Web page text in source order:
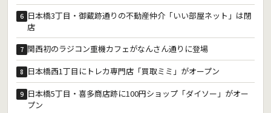
6 日本橋3丁目・御蔵跡通りの不動産仲介「いい部屋ネット」は閉
店
7 関西初のラジコン重機カフェがなんさん通りに登場
8 日本橋西1丁目にトレカ専門店「買取ミミ」がオープン
9 日本橋5丁目・喜多商店跡に100円ショップ「ダイソー」がオー
プン